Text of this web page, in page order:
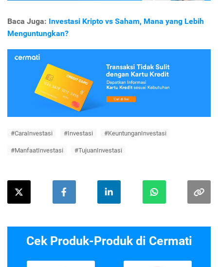
Baca Juga: Investasi Kripto vs Saham, Mana yang Lebih
Menguntungkan?
#CaraInvestasi #Investasi #KeuntunganInvestasi
#ManfaatInvestasi #TujuanInvestasi
Cek Produk-Produk di Cermati